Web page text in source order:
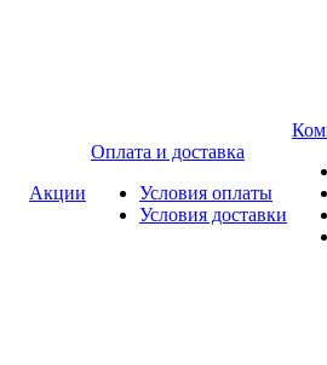
Акции
Оплата и доставка
Условия оплаты
Условия доставки